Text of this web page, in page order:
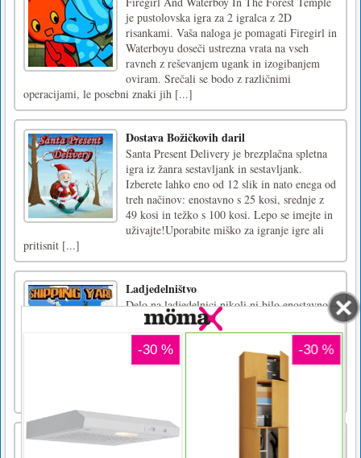
je pustolovska igra za 2 igralca z 2D
risankami. Vaša naloga je pomagati Firegirl in
Waterboyu doseči ustrezna vrata na vseh
ravneh z reševanjem ugank in izogibanjem
oviram. Srečali se bodo z različnimi
operacijami, le posebni znaki jih [...]
Dostava Božičkovih daril
Santa Present Delivery je brezplačna spletna
igra iz žanra sestavljank in sestavljank.
Izberete lahko eno od 12 slik in nato enega od
treh načinov: enostavno s 25 kosi, srednje z
49 kosi in težko s 100 kosi. Lepo se imejte in
uživajte!Uporabite miško za igranje igre ali
pritisnit [...]
Ladjedelništvo
Delo na ladjedelnici nikoli ni bilo enostavno.
Vaš masivni magnetni žerjav bo pomagal,
vendar ne preveč. Če premikate tovor s
ploščadi na čoln, boste morali tovor skrbno
položiti po svojih najboljših močeh, s klikom
pa aktivirajte magnetno vleko in sprostite. Ne
Vex 8